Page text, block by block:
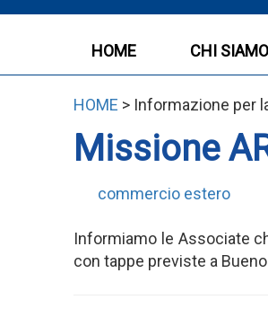
HOME CHI SIAMO
HOME > Informazione per
Missione
commercio estero
Informiamo le Associate
con tappe previste a